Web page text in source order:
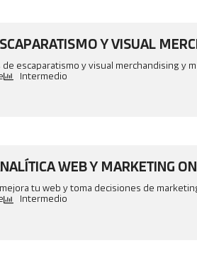
Y VISUAL
escaparatismo y visual merchandising y
Intermedio
WEB Y MARKETING
tu web y toma decisiones de
Intermedio